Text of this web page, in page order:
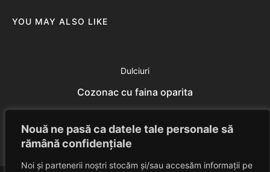
Nouă ne pasă ca datele tale personale să
rămână confidențiale
Noi și partenerii noștri stocăm și/sau accesăm informații pe
YOU MAY ALSO LIKE
Dulciuri
Cozonac cu faina oparita
Eduard Nedelcu July 18, 2014